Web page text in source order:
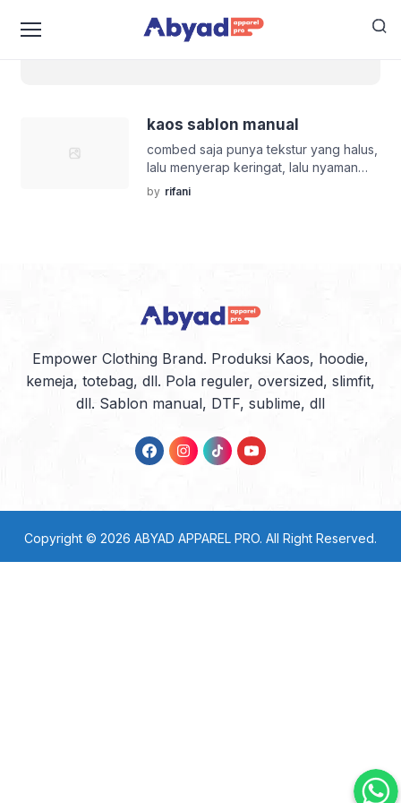
kaos sablon manual
combed saja punya tekstur yang halus,
lalu menyerap keringat, lalu nyaman
dipakai dan paling terakhir memiliki
jahitan rantai standart distro loh!, berarti
ratusan maupun ribuan tetapi Anda
punya kendala […]
by rifani
Empower Clothing Brand. Produksi Kaos, hoodie,
kemeja, totebag, dll. Pola reguler, oversized, slimfit,
dll. Sablon manual, DTF, sublime, dll
Copyright © 2026 ABYAD APPAREL PRO. All Right Reserved.